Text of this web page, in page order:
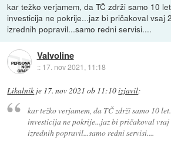
kar težko verjamem, da TČ zdrži samo 10
investicija ne pokrije...jaz bi pričakoval vsaj
izrednih popravil...samo redni servisi....
Valvoline
:: 17. nov 2021, 11:18
Likalnik je 17. nov 2021 ob 11:10izjavil:
kar težko verjamem, da TČ zdrži samo 10
investicija ne pokrije...jaz bi pričakoval vsaj
izrednih popravil...samo redni servisi....